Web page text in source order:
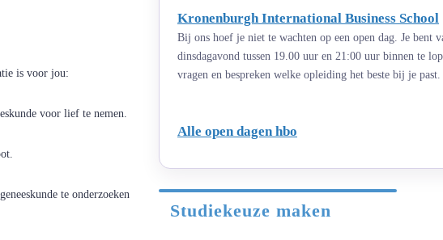
is voor jou:
voor lief te nemen.
te onderzoeken
Kronenburgh International Business School
Bij ons hoef je niet te wachten op een open dag. Je bent
dinsdagavond tussen 19.00 uur en 21:00 uur binnen te
vragen en bespreken welke opleiding het beste bij je past.
Alle open dagen hbo
Studiekeuze maken